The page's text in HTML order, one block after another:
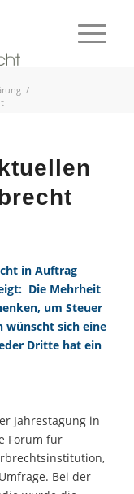
/
in Auftrag
Die Mehrheit
um Steuer
wünscht sich eine
Dritte hat ein
Jahrestagung in
Forum für
Bei der